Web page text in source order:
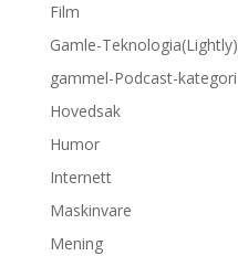
Film
Gamle-Teknologia(Lightly)
gammel-Podcast-kategori
Hovedsak
Humor
Internett
Maskinvare
Mening